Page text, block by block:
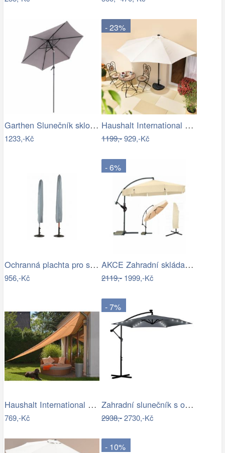
Garthen Slunečník sklopný s kličkou,…
1233,-Kč
- 23%
Haushalt International Slunečník…
1199,-929,-Kč
Ochranná plachta pro slunečníky - GD
956,-Kč
- 6%
AKCE Zahradní skládací slunečník LEVI…
2119,-1999,-Kč
Haushalt International Stínící…
769,-Kč
- 7%
Zahradní slunečník s osvětlením PL-882,…
2938,-2730,-Kč
- 10%